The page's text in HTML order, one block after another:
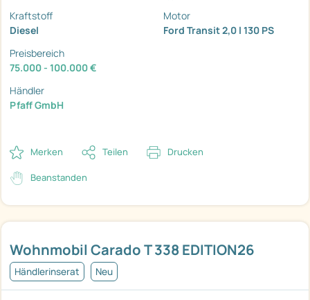
Wohnmobil Carado T 338 EDITION26
Händlerinserat Neu
Kraftstoff
Diesel
Motor
Ford Transit 2,0 l 130 PS
Preisbereich
75.000 - 100.000 €
Händler
Pfaff GmbH
Merken Teilen Drucken
Beanstanden